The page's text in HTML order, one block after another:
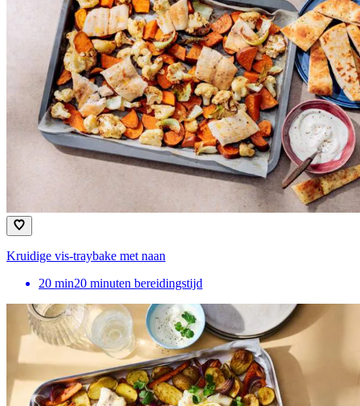
Kruidige vis-traybake met naan
20 min20 minuten bereidingstijd